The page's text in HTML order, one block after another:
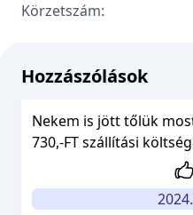
Körzetszám:
Hozzászólások
Nekem is jött tőlük
730,-FT szállítási